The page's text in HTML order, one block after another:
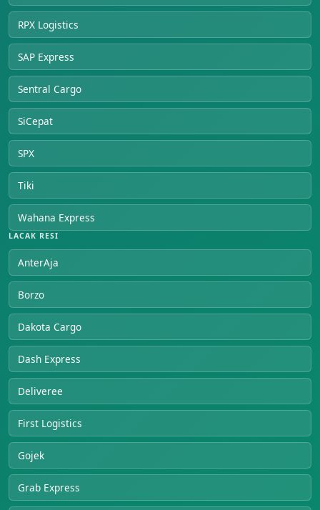
RPX Logistics
SAP Express
Sentral Cargo
SiCepat
SPX
Tiki
Wahana Express
LACAK RESI
AnterAja
Borzo
Dakota Cargo
Dash Express
Deliveree
First Logistics
Gojek
Grab Express